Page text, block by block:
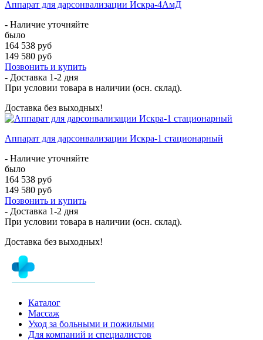
Аппарат для дарсонвализации Искра-4АмД
- Наличие уточняйте
было
164 538 руб
149 580 руб
Позвонить и купить
- Доставка 1-2 дня
При условии товара в наличии (осн. склад).
Доставка без выходных!
Аппарат для дарсонвализации Искра-1 стационарный
- Наличие уточняйте
было
164 538 руб
149 580 руб
Позвонить и купить
- Доставка 1-2 дня
При условии товара в наличии (осн. склад).
Доставка без выходных!
Каталог
Массаж
Уход за больными и пожилыми
Для компаний и специалистов